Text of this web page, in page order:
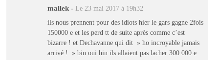
mallek - Le 23 mai 2017 à 19h32
ils nous prennent pour des idiots hier le gars gagne 2fois
150000 e et les perd tt de suite après comme c’est
bizarre ! et Dechavanne qui dit » ho incroyable jamais
arrivé ! » bin oui hin ils allaient pas lacher 300 000 e